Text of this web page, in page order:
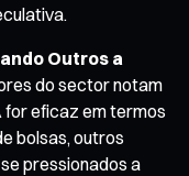
Outros a
do sector notam
for eficaz em termos
bolsas, outros
pressionados a